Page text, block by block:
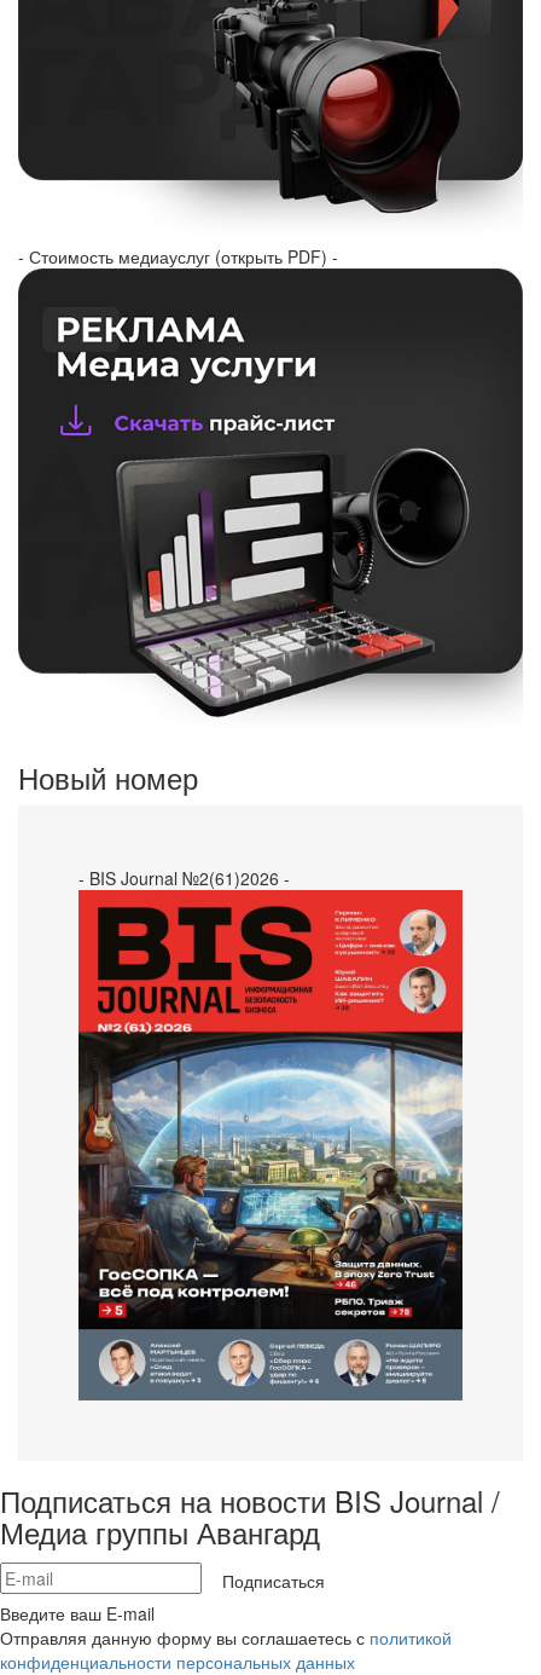
- Стоимость медиауслуг (открыть PDF) -
Новый номер
- BIS Journal №2(61)2026 -
Подписаться на новости BIS Journal /
Медиа группы Авангард
Подписаться
Введите ваш E-mail
Отправляя данную форму вы соглашаетесь с политикой
конфиденциальности персональных данных